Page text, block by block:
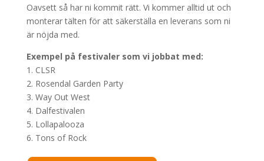
Oavsett så har ni kommit rätt. Vi kommer alltid ut och
monterar tälten för att säkerställa en leverans som ni
är nöjda med.
Exempel på festivaler som vi jobbat med:
1. CLSR
2. Rosendal Garden Party
3. Way Out West
4. Dalfestivalen
5. Lollapalooza
6. Tons of Rock